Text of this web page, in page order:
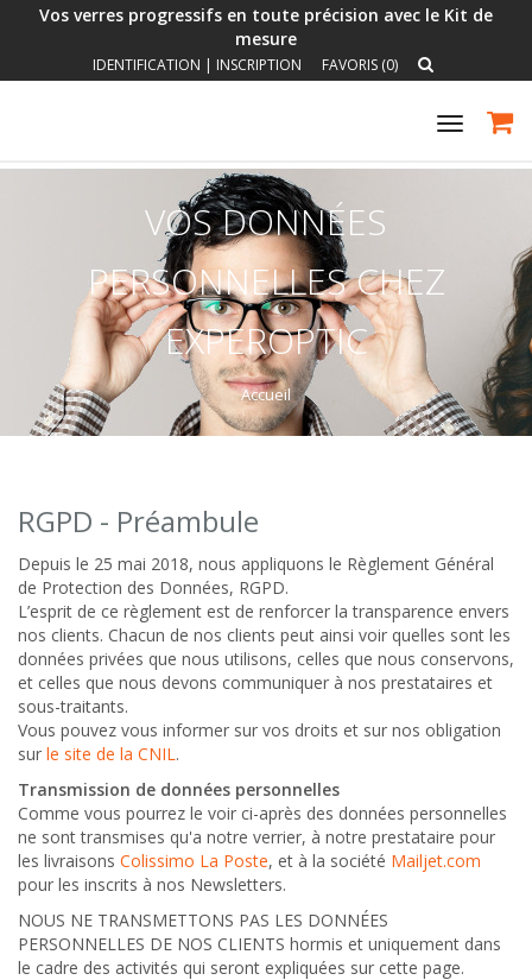
Vos verres progressifs en toute précision avec le Kit de
mesure
IDENTIFICATION | INSCRIPTION FAVORIS (0)
Toggle
VOS DONNÉES
PERSONNELLES CHEZ
EXPEROPTIC
Accueil
RGPD - Préambule
Depuis le 25 mai 2018, nous appliquons le Règlement Général
de Protection des Données, RGPD.
L’esprit de ce règlement est de renforcer la transparence envers
nos clients. Chacun de nos clients peut ainsi voir quelles sont les
données privées que nous utilisons, celles que nous conservons,
et celles que nous devons communiquer à nos prestataires et
sous-traitants.
Vous pouvez vous informer sur vos droits et sur nos obligation
sur le site de la CNIL.
Transmission de données personnelles
Comme vous pourrez le voir ci-après des données personnelles
ne sont transmises qu'a notre verrier, à notre prestataire pour
les livraisons Colissimo La Poste, et à la société Mailjet.com
pour les inscrits à nos Newsletters.
NOUS NE TRANSMETTONS PAS LES DONNÉES
PERSONNELLES DE NOS CLIENTS hormis et uniquement dans
le cadre des activités qui seront expliquées sur cette page.